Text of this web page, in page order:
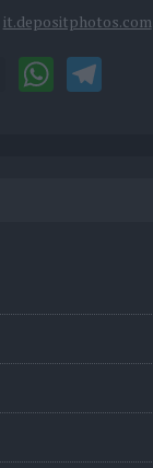
it.depositphotos.com